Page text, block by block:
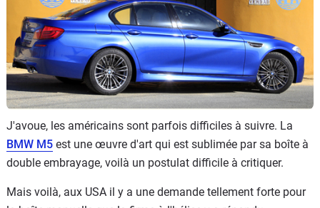
Moto
Marques
J'avoue, les américains sont parfois difficiles à suivre. La
BMW M5 est une œuvre d'art qui est sublimée par sa boîte à
double embrayage, voilà un postulat difficile à critiquer.
Mais voilà, aux USA il y a une demande tellement forte pour